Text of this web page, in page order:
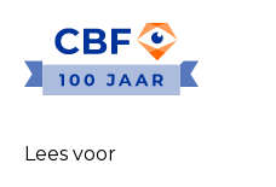
Goede Doelen
Lees voor